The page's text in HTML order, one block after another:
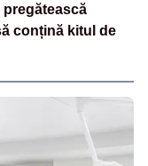
pregătească
conțină kitul de